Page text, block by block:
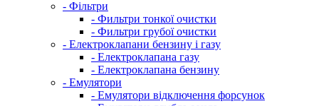
- Фільтри
- Фильтри тонкої очистки
- Фильтри грубої очистки
- Електроклапани бензину і газу
- Електроклапана газу
- Електроклапана бензину
- Емулятори
- Емулятори відключення форсунок